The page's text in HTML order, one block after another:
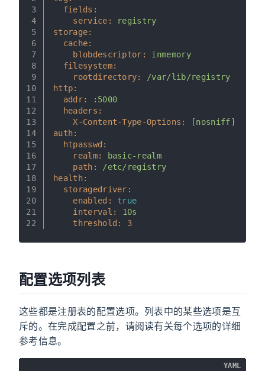
3
4
5
6
7
8
9
10
11
12
13
14
15
16
17
18
19
20
21
22
fields:
service:
registry
storage:
cache:
blobdescriptor:
inmemory
filesystem:
rootdirectory:
/var/lib/registry
http:
addr:
:5000
headers:
X-Content-Type-Options:
[nosniff]
auth:
htpasswd:
realm:
basic-realm
path:
/etc/registry
health:
storagedriver:
enabled:
true
interval:
10s
threshold:
3
配置选项列表
这些都是注册表的配置选项。列表中的某些选项是互
斥的。在完成配置之前，请阅读有关每个选项的详细
参考信息。
YAML